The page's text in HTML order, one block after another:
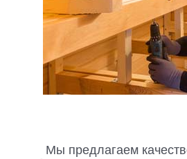
Мы предлагаем